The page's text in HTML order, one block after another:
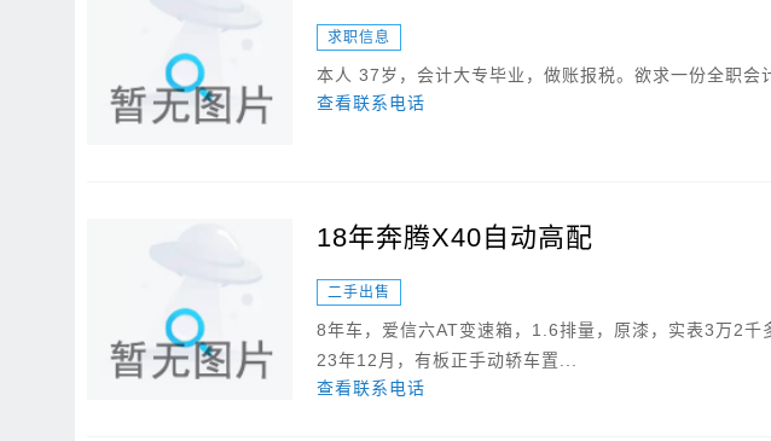
求职信息
本人 37岁，会计大专毕业，做账报税。欲求一份全职会
查看联系电话
18年奔腾X40自动高配
二手出售
8年车，爱信六AT变速箱，1.6排量，原漆，实表3万2
23年12月，有板正手动轿车置...
查看联系电话